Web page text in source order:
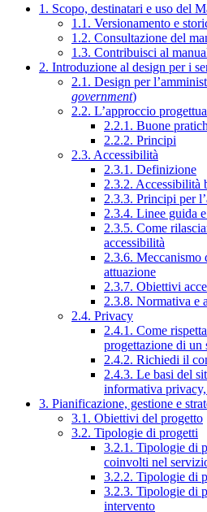
1. Scopo, destinatari e uso del
1.1. Versionamento e
1.2. Consultazione del
1.3. Contribuisci al
2. Introduzione al design per i
2.1. Design per
government)
2.2. L’approccio
2.2.1. Buone
2.2.2. Principi
2.3. Accessibilità
2.3.1. Definizione
2.3.2. Accessibilità
2.3.3. Principi per
2.3.4. Linee guida
2.3.5. Come
accessibilità
2.3.6. Meccanismo
attuazione
2.3.7. Obiettivi
2.3.8. Normativa e
2.4. Privacy
2.4.1. Come
progettazione di
2.4.2. Richiedi il
2.4.3. Le basi del
informativa
3. Pianificazione, gestione e
3.1. Obiettivi del progetto
3.2. Tipologie di progetti
3.2.1. Tipologie di
coinvolti nel
3.2.2. Tipologie di
3.2.3. Tipologie di
intervento